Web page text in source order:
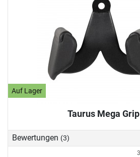
Auf Lager
Taurus Mega
Bewertungen (3)